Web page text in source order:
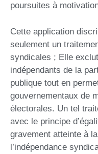
poursuites à
Cette application
seulement un
syndicales ; Elle
indépendants de la
publique tout en
gouvernementaux de
électorales. Un tel
avec le principe
gravement atteinte à
l’indépendance